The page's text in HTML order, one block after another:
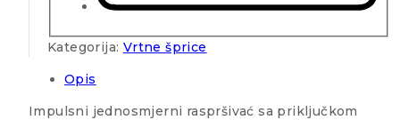
Kategorija: Vrtne šprice
Opis
Impulsni jednosmjerni raspršivać sa priključkom